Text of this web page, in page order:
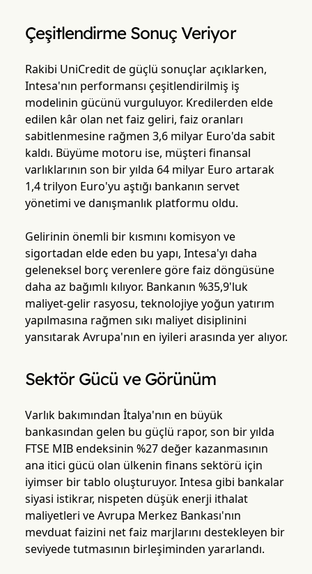
Çeşitlendirme Sonuç Veriyor
Rakibi UniCredit de güçlü sonuçlar açıklarken,
Intesa'nın performansı çeşitlendirilmiş iş
modelinin gücünü vurguluyor. Kredilerden elde
edilen kâr olan net faiz geliri, faiz oranları
sabitlenmesine rağmen 3,6 milyar Euro'da sabit
kaldı. Büyüme motoru ise, müşteri finansal
varlıklarının son bir yılda 64 milyar Euro artarak
1,4 trilyon Euro'yu aştığı bankanın servet
yönetimi ve danışmanlık platformu oldu.
Gelirinin önemli bir kısmını komisyon ve
sigortadan elde eden bu yapı, Intesa'yı daha
geleneksel borç verenlere göre faiz döngüsüne
daha az bağımlı kılıyor. Bankanın %35,9'luk
maliyet-gelir rasyosu, teknolojiye yoğun yatırım
yapılmasına rağmen sıkı maliyet disiplinini
yansıtarak Avrupa'nın en iyileri arasında yer alıyor.
Sektör Gücü ve Görünüm
Varlık bakımından İtalya'nın en büyük
bankasından gelen bu güçlü rapor, son bir yılda
FTSE MIB endeksinin %27 değer kazanmasının
ana itici gücü olan ülkenin finans sektörü için
iyimser bir tablo oluşturuyor. Intesa gibi bankalar
siyasi istikrar, nispeten düşük enerji ithalat
maliyetleri ve Avrupa Merkez Bankası'nın
mevduat faizini net faiz marjlarını destekleyen bir
seviyede tutmasının birleşiminden yararlandı.